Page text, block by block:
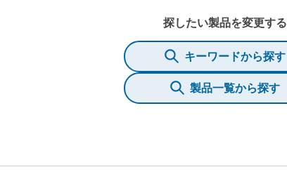
探したい製品を変更する
キーワードから探す
製品一覧から探す